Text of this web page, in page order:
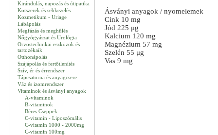
Kirándulás, napozás és útipatika
Kötszerek és sebkezelés
Kozmetikum - Uriage
Lábápolás
Megfázás és meghűlés
Nőgyógyászat és Urológia
Orvostechnikai eszközök és
tartozékaik
Otthonápolás
Szájápolás és fertőtlenítés
Szív, ér és érrendszer
Tápcsatorna és anyagcsere
Váz és izomrendszer
Vitaminok és ásványi anyagok
A-vitaminok
B-vitaminok
Béres Cseppek
C-vitamin - Liposzómális
C-vitamin 1000 - 2000mg
C-vitamin 100mg
Ásványi anyagok / nyomelemek
Cink 10 mg
Jód 225 μg
Kalcium 120 mg
Magnézium 57 mg
Szelén 55 μg
Vas 9 mg